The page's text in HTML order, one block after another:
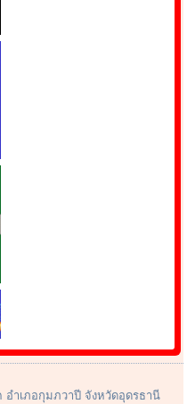
อำเภอกุมภวาปี จังหวัดอุดรธานี